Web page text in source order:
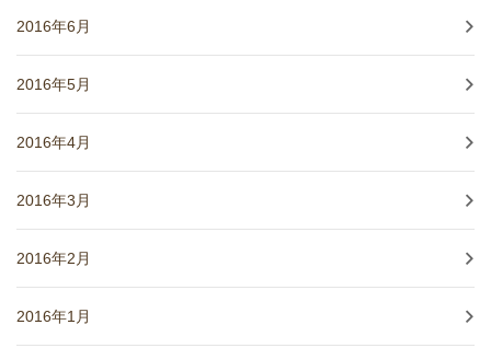
2016年6月
2016年5月
2016年4月
2016年3月
2016年2月
2016年1月